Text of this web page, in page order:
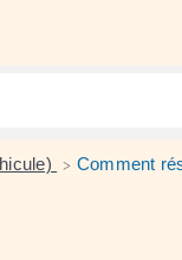
> Comment